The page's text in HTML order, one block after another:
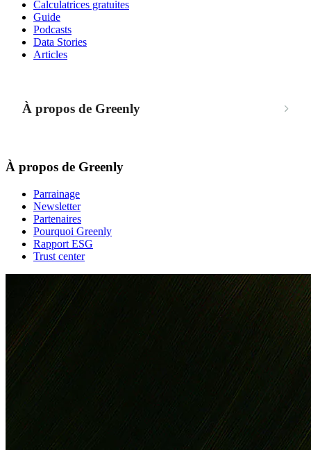
Calculatrices gratuites
Guide
Podcasts
Data Stories
Articles
À propos de Greenly
À propos de Greenly
Parrainage
Newsletter
Partenaires
Pourquoi Greenly
Rapport ESG
Trust center